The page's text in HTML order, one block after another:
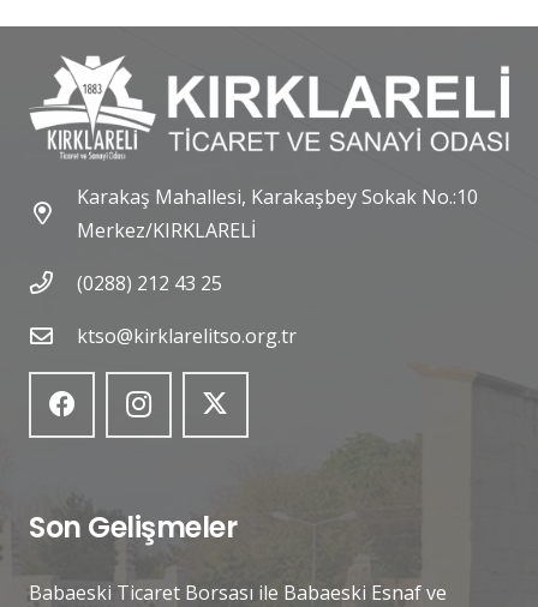
Karakaş Mahallesi, Karakaşbey Sokak No.:10
Merkez/KIRKLARELİ
(0288) 212 43 25
ktso@kirklarelitso.org.tr
Son Gelişmeler
Babaeski Ticaret Borsası ile Babaeski Esnaf ve